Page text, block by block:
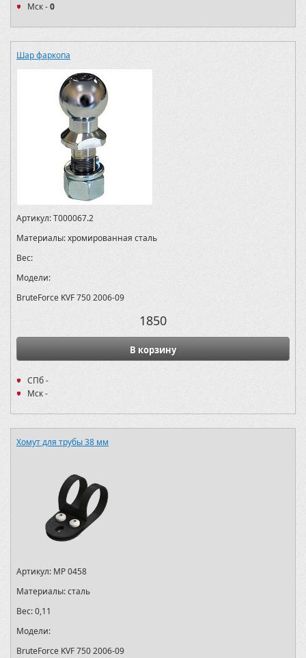
Мск -0
Шар фаркопа
Артикул:T000067.2
Материалы:хромированная сталь
Вес:
Модели:
BruteForce KVF 750 2006-09
1850
В корзину
СПб -
Мск -
Хомут для трубы 38 мм
Артикул: MP 0458
Материалы:сталь
Вес:0,11
Модели:
BruteForce KVF 750 2006-09